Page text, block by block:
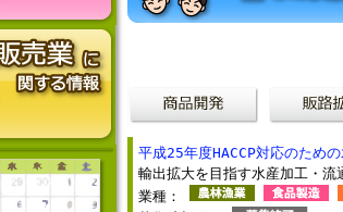
平成25年度HACCP対応のため
輸出拡大を目指す水産加工・流
業種：